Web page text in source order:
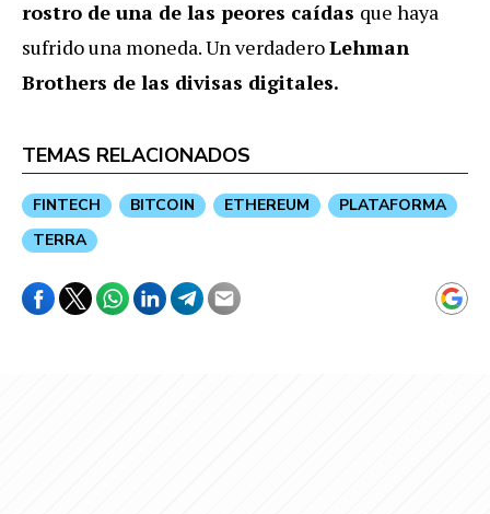
rostro de una de las peores caídas que haya
sufrido una moneda. Un verdaderoLehman
Brothers de las divisas digitales.
TEMAS RELACIONADOS
FINTECH BITCOIN ETHEREUM
PLATAFORMA
TERRA